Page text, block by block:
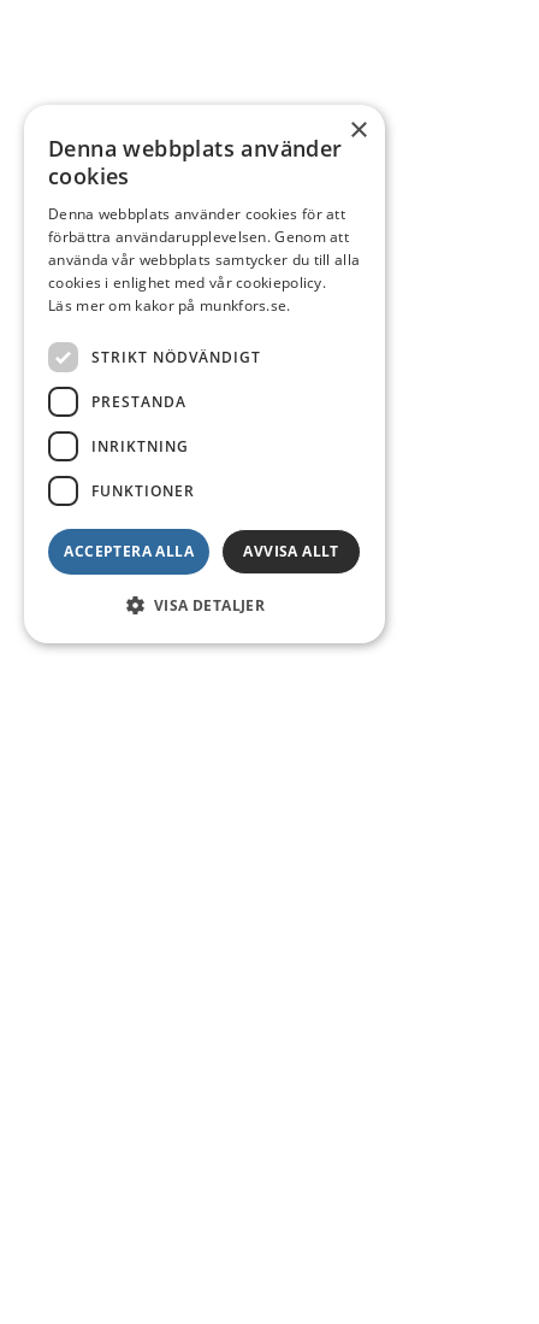
×
Denna webbplats använder
cookies
Denna webbplats använder cookies för att
förbättra användarupplevelsen. Genom att
använda vår webbplats samtycker du till alla
cookies i enlighet med vår cookiepolicy.
Läs mer om kakor på munkfors.se.
STRIKT NÖDVÄNDIGT
PRESTANDA
INRIKTNING
FUNKTIONER
ACCEPTERA ALLA AVVISA ALLT
VISA DETALJER